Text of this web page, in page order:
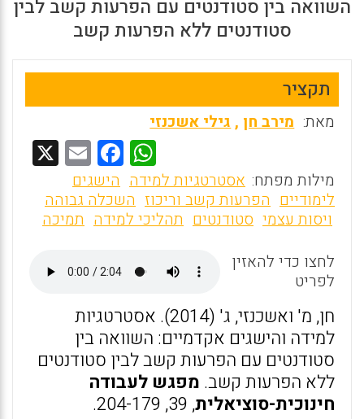
השוואה בין סטודנטים עם הפרעות קשב לבין
סטודנטים ללא הפרעות קשב
תקציר
מאת: מירב חן ,גילי אשכנזי
W
h
at
s
A
p
p
F
a
ce
b
o
o
k
E
m
ai
l
מילות מפתח: אסטרטגיות למידה הישגים
לימודיים הפרעות קשב וריכוז השכלה גבוהה
ויסות עצמי סטודנטים תהליכי למידה תמיכה
לחצו כדי להאזין
לפריט
חן, מ' ואשכנזי, ג' (2014). אסטרטגיות
למידה והישגים אקדמיים: השוואה בין
סטודנטים עם הפרעות קשב לבין סטודנטים
ללא הפרעות קשב. מפגש לעבודה
חינוכית-סוציאלית, 39, 204-179.